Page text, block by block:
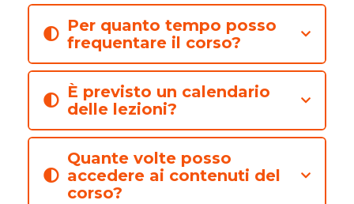
Per quanto tempo posso
frequentare il corso?
È previsto un calendario
delle lezioni?
Quante volte posso
accedere ai contenuti del
corso?